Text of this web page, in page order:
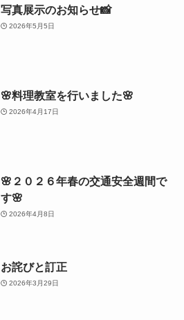
写真展示のお知らせ📸
2026年5月5日
🌸料理教室を行いました🌸
2026年4月17日
🌸２０２６年春の交通安全週間で
す🌸
2026年4月8日
お詫びと訂正
2026年3月29日